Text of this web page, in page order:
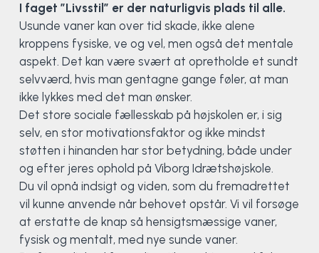
I faget ”Livsstil” er der naturligvis plads til alle.
Usunde vaner kan over tid skade, ikke alene
kroppens fysiske, ve og vel, men også det mentale
aspekt. Det kan være svært at opretholde et sundt
selvværd, hvis man gentagne gange føler, at man
ikke lykkes med det man ønsker.
Det store sociale fællesskab på højskolen er, i sig
selv, en stor motivationsfaktor og ikke mindst
støtten i hinanden har stor betydning, både under
og efter jeres ophold på Viborg Idrætshøjskole.
Du vil opnå indsigt og viden, som du fremadrettet
vil kunne anvende når behovet opstår. Vi vil forsøge
at erstatte de knap så hensigtsmæssige vaner,
fysisk og mentalt, med nye sunde vaner.
MTB
O-løb
OCR
Padel
Rough'n tough
Rytmisk gymnastik og dans
Ski & snowboard